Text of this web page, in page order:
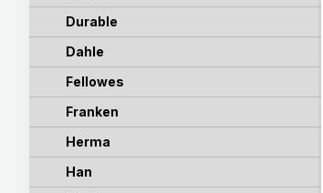
Durable
Dahle
Fellowes
Franken
Herma
Han